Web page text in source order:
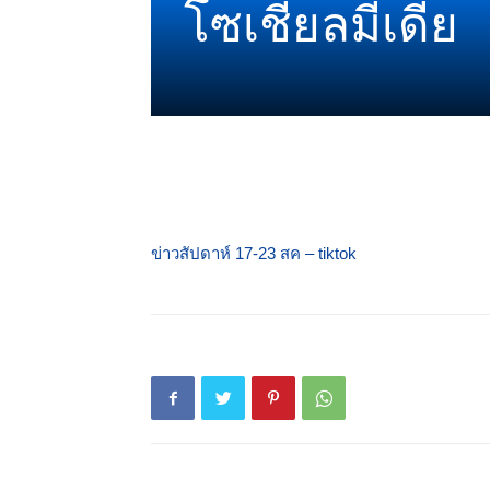
โซเชียลมีเดีย
ข่าวสัปดาห์ 17-23 สค – tiktok